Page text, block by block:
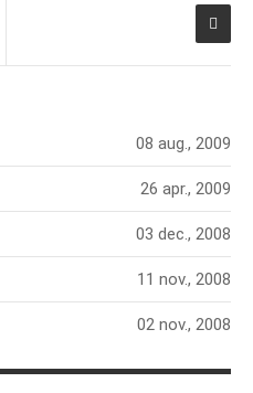
08 aug., 2009
26 apr., 2009
03 dec., 2008
11 nov., 2008
02 nov., 2008